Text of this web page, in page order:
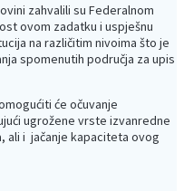
zahvalili su Federalnom
ovom zadatku i uspješnu
na različitim nivoima što je
spomenutih područja za upis
će očuvanje
ugrožene vrste izvanredne
ali i jačanje kapaciteta ovog